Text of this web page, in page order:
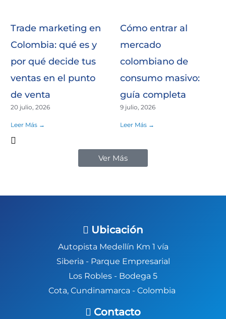
Trade marketing en
Colombia: qué es y
por qué decide tus
ventas en el punto
de venta
20 julio, 2026
Leer Más →
Cómo entrar al
mercado
colombiano de
consumo masivo:
guía completa
9 julio, 2026
Leer Más →
Ver Más
Ubicación
Autopista Medellín Km 1 vía
Siberia - Parque Empresarial
Los Robles - Bodega 5
Cota, Cundinamarca - Colombia
Contacto